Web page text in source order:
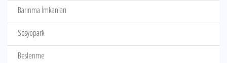
Barınma İmkanları
Sosyopark
Beslenme